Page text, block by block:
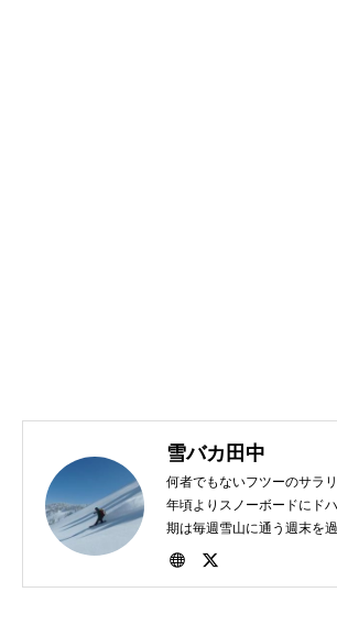
雪バカ田中
何者でもないフツーのサラ
年頃よりスノーボードにド
期は毎週雪山に通う週末を
1982年、東京生まれ。好き